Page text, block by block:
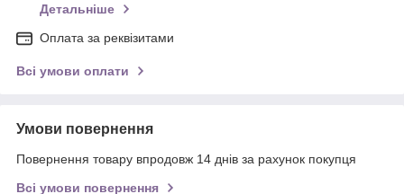
Детальніше
Оплата за реквізитами
Всі умови оплати
Умови повернення
Повернення товару впродовж 14 днів за рахунок покупця
Всі умови повернення